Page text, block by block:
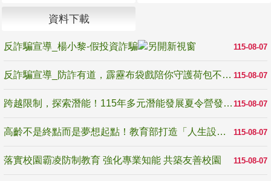
資料下載
115-08-07
反詐騙宣導_楊小黎-假投資詐騙
115-08-07
反詐騙宣導_防詐有道，霹靂布袋戲陪你守護荷包不受騙
115-08-07
跨越限制，探索潛能！115年多元潛能發展夏令營發掘生命無限可能
115-08-07
高齡不是終點而是夢想起點！教育部打造「人生設計夢工場」 參展第3屆高齡健康產業博覽會
115-08-07
落實校園霸凌防制教育 強化專業知能 共築友善校園